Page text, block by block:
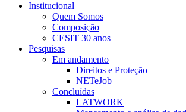
Institucional
Quem Somos
Composição
CESIT 30 anos
Pesquisas
Em andamento
Direitos e Proteção
NETeJob
Concluídas
LATWORK